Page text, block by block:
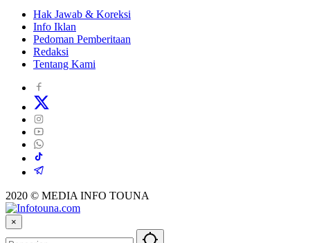
Hak Jawab & Koreksi
Info Iklan
Pedoman Pemberitaan
Redaksi
Tentang Kami
2020 © MEDIA INFO TOUNA
×